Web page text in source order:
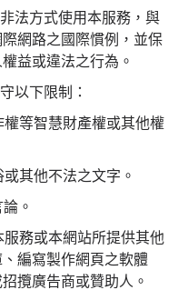
法方式使用本服務，與
網路之國際慣例，並保
益或違法之行為。
以下限制：
等智慧財產權或其他權
其他不法之文字。
。
務或本網站所提供其他
編寫製作網頁之軟體
攬廣告商或贊助人。